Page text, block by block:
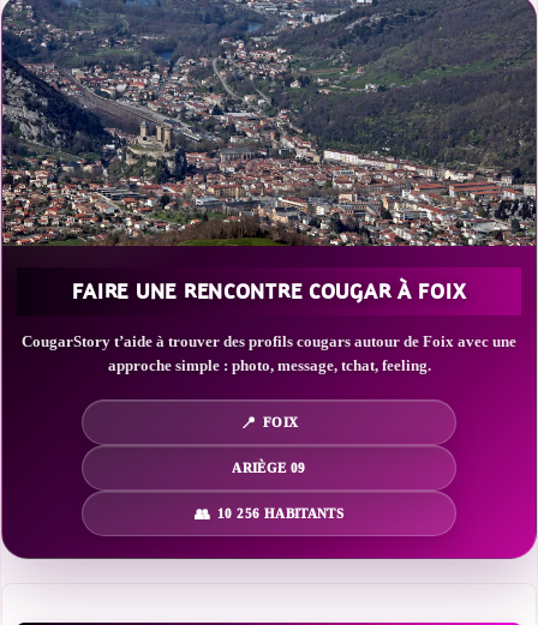
FAIRE UNE RENCONTRE COUGAR À FOIX
CougarStory t’aide à trouver des profils cougars autour de Foix avec une
approche simple : photo, message, tchat, feeling.
FOIX
ARIÈGE 09
10 256 HABITANTS